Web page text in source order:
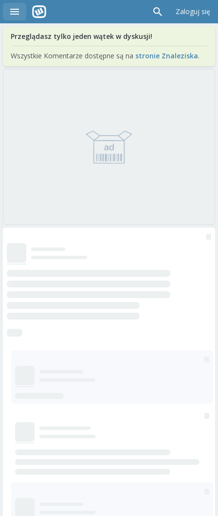
Zaloguj się
Przeglądasz tylko jeden wątek w dyskusji!
Wszystkie Komentarze dostępne są na stronie Znaleziska.